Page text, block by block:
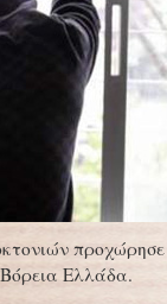
Ελλάδα.